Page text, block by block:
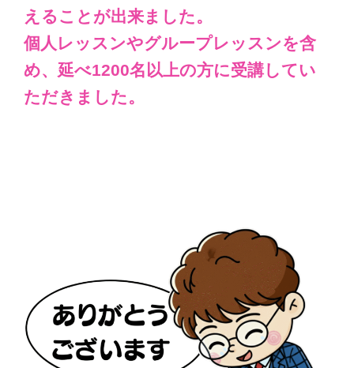
えることが出来ました。
個人レッスンやグループレッスンを含
め、延べ1200名以上の方に受講してい
ただきました。